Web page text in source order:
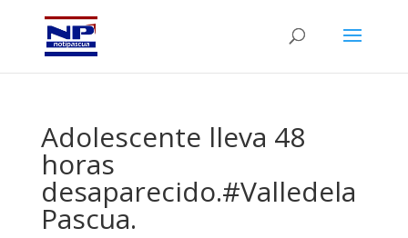
Adolescente lleva 48
horas
desaparecido.#Valledela
Pascua.